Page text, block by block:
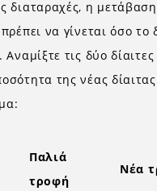
διαταραχές, η
να γίνεται όσο το
τις δύο
της νέας
Παλιά
τροφή
Νέα